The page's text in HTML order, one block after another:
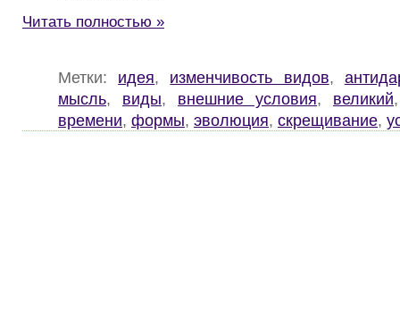
Читать полностью »
Метки: идея, изменчивость видов,
мысль, виды, внешние условия, великий
времени, формы, эволюция, скрещивание,